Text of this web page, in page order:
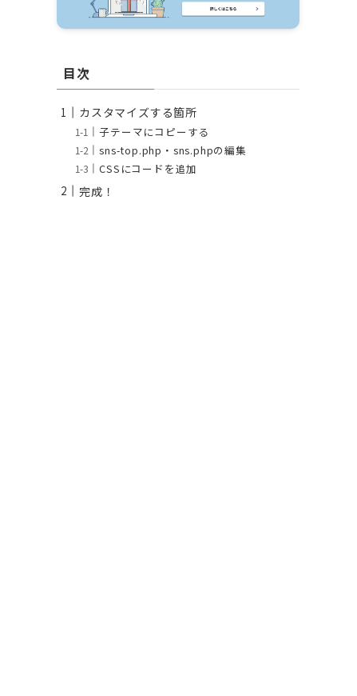
目次
カスタマイズする箇所
子テーマにコピーする
sns-top.php・sns.phpの編集
CSSにコードを追加
完成！